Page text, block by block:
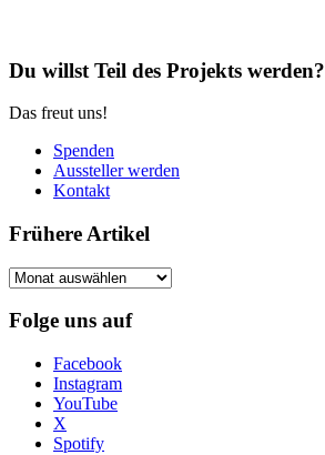
Du willst Teil des Projekts werden?
Das freut uns!
Spenden
Aussteller werden
Kontakt
Frühere Artikel
Frühere
Folge uns auf
Facebook
Instagram
YouTube
X
Spotify